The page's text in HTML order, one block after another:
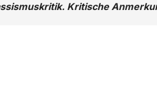
Kritische